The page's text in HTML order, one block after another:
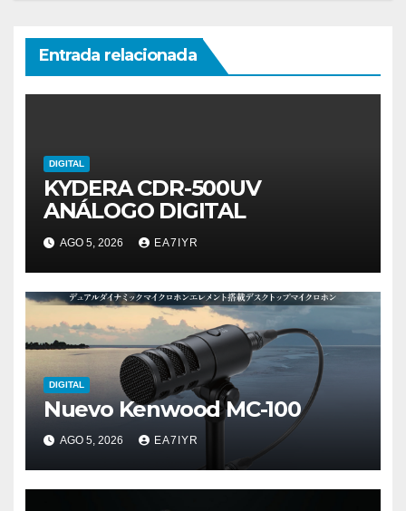
Entrada relacionada
DIGITAL
KYDERA CDR-500UV
ANÁLOGO DIGITAL
AGO 5, 2026 EA7IYR
DIGITAL
Nuevo Kenwood MC-100
AGO 5, 2026 EA7IYR